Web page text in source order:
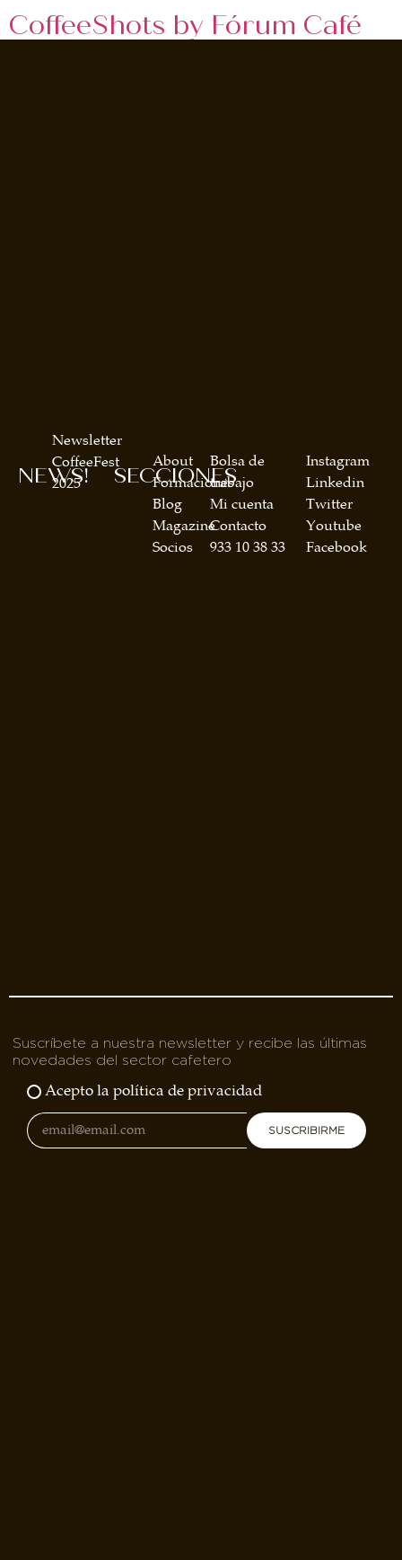
CoffeeShots by Fórum Café
SECCIONES
About
Formaciones
Blog
Magazine
Socios
Bolsa de
trabajo
Mi cuenta
Contacto
933 10 38 33
NEWS!
Newsletter
CoffeeFest
2025
Instagram
Linkedin
Twitter
Youtube
Facebook
Suscríbete a nuestra newsletter y recibe las últimas
novedades del sector cafetero
Acepto la política de privacidad
SUSCRIBIRME